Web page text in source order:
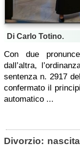
Di Carlo Totino.
Con due
dall’altra,
sentenza n. 2917
confermato il
automatico ...
Divorzio: